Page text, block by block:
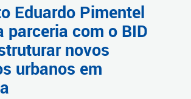
Eduardo Pimentel
parceria com o BID
novos
urbanos em